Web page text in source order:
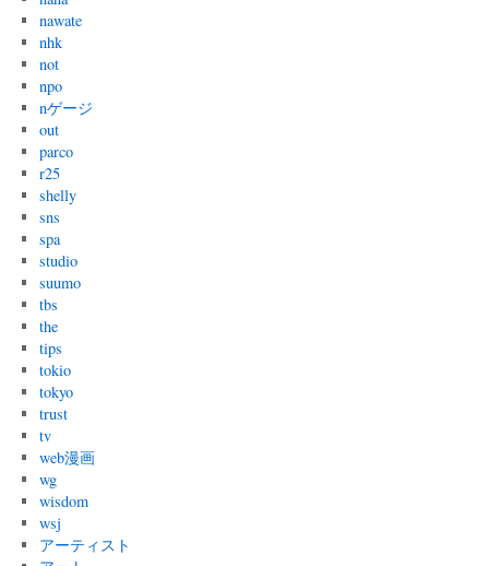
nawate
nhk
not
npo
nゲージ
out
parco
r25
shelly
sns
spa
studio
suumo
tbs
the
tips
tokio
tokyo
trust
tv
web漫画
wg
wisdom
wsj
アーティスト